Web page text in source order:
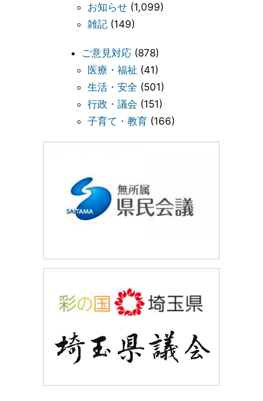
お知らせ (1,099)
雑記 (149)
ご意見対応 (878)
医療・福祉 (41)
生活・安全 (501)
行政・議会 (151)
子育て・教育 (166)